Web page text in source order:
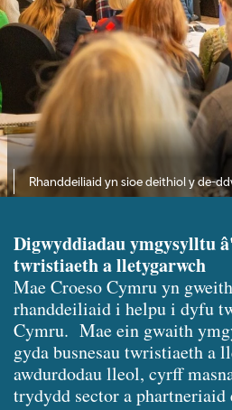
Rhanddeiliaid yn sioe deithiol y de-
Digwyddiadau ymgysylltu
twristiaeth a lletygarwch
Mae Croeso Cymru yn
rhanddeiliaid i helpu i dyfu
Cymru. Mae ein gwaith
gyda busnesau twristiaeth a
awdurdodau lleol, cyrff
trydydd sector a